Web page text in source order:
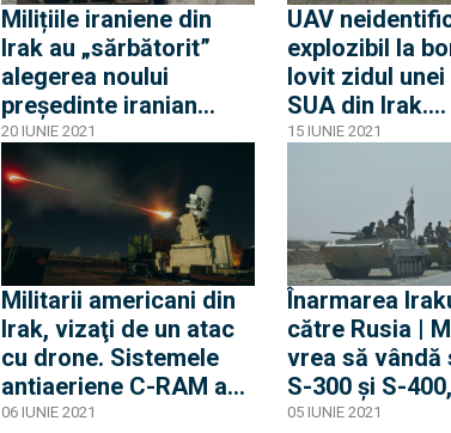
Milițiile iraniene din
Irak au „sărbătorit”
alegerea noului
președinte iranian
lansând o rachetă
către o bază unde se
află soldați SUA
20 IUNIE 2021
UAV
explozibil la
lovit zidul unei
SUA din Irak.
Americanii
15 IUNIE 2021
Militarii americani din
Irak, vizaţi de un atac
cu drone. Sistemele
antiaeriene C-RAM au
intrat în acţiune
06 IUNIE 2021
Înarmarea
către Rusia |
vrea să vândă
S-300 şi S-
avioane Su-57
05 IUNIE 2021